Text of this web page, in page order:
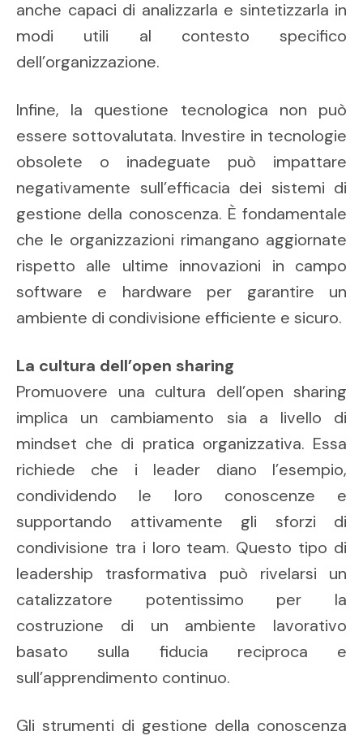
anche capaci di analizzarla e sintetizzarla in
modi utili al contesto specifico
dell’organizzazione.
Infine, la questione tecnologica non può
essere sottovalutata. Investire in tecnologie
obsolete o inadeguate può impattare
negativamente sull’efficacia dei sistemi di
gestione della conoscenza. È fondamentale
che le organizzazioni rimangano aggiornate
rispetto alle ultime innovazioni in campo
software e hardware per garantire un
ambiente di condivisione efficiente e sicuro.
La cultura dell’open sharing
Promuovere una cultura dell’open sharing
implica un cambiamento sia a livello di
mindset che di pratica organizzativa. Essa
richiede che i leader diano l’esempio,
condividendo le loro conoscenze e
supportando attivamente gli sforzi di
condivisione tra i loro team. Questo tipo di
leadership trasformativa può rivelarsi un
catalizzatore potentissimo per la
costruzione di un ambiente lavorativo
basato sulla fiducia reciproca e
sull’apprendimento continuo.
Gli strumenti di gestione della conoscenza